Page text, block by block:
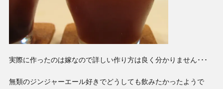
実際に作ったのは嫁なので詳しい作り方は良く分かりません･･･
無類のジンジャーエール好きでどうしても飲みたかったようで